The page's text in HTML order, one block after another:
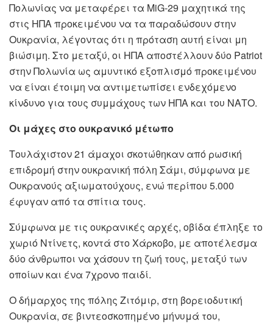
Πολωνίας να μεταφέρει τα MiG-29 μαχητικά της
στις ΗΠΑ προκειμένου να τα παραδώσουν στην
Ουκρανία, λέγοντας ότι η πρόταση αυτή είναι μη
βιώσιμη. Στο μεταξύ, οι ΗΠΑ αποστέλλουν δύο Patriot
στην Πολωνία ως αμυντικό εξοπλισμό προκειμένου
να είναι έτοιμη να αντιμετωπίσει ενδεχόμενο
κίνδυνο για τους συμμάχους των ΗΠΑ και του ΝΑΤΟ.
Οι μάχες στο ουκρανικό μέτωπο
Τουλάχιστον 21 άμαχοι σκοτώθηκαν από ρωσική
επιδρομή στην ουκρανική πόλη Σάμι, σύμφωνα με
Ουκρανούς αξιωματούχους, ενώ περίπου 5.000
έφυγαν από τα σπίτια τους.
Σύμφωνα με τις ουκρανικές αρχές, οβίδα έπληξε το
χωριό Ντίνετς, κοντά στο Χάρκοβο, με αποτέλεσμα
δύο άνθρωποι να χάσουν τη ζωή τους, μεταξύ των
οποίων και ένα 7χρονο παιδί.
Ο δήμαρχος της πόλης Ζιτόμιρ, στη βορειοδυτική
Ουκρανία, σε βιντεοσκοπημένο μήνυμά του,